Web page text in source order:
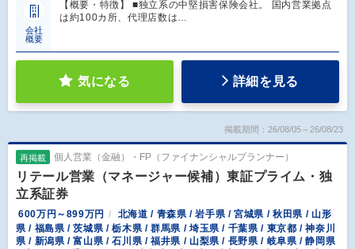
会社
概要
【概要・特徴】 ■独立系の中堅損害保険会社。 国内営業拠点
は約100カ所、代理店数は…
気になる 詳細を見る
掲載期間：26/08/05～26/08/23
再掲載 個人営業（金融）・FP（ファイナンシャルプランナー）
リテール営業（マネージャー候補）東証プライム・独
立系証券
600万円～899万円
北海道 / 青森県 / 岩手県 / 宮城県 / 秋田県 / 山形
県 / 福島県 / 茨城県 / 栃木県 / 群馬県 / 埼玉県 / 千葉県 / 東京都 / 神奈川
県 / 新潟県 / 富山県 / 石川県 / 福井県 / 山梨県 / 長野県 / 岐阜県 / 静岡県